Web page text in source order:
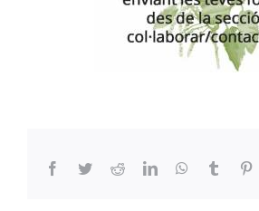
Facebook
TwitterRedditLinkedInWhatsApp
Tumblr